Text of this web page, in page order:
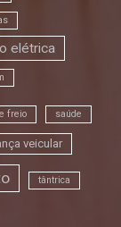
elétrica
freio saúde
veicular
tântrica